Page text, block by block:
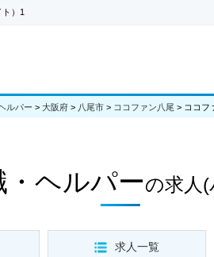
）1
ルパー > 大阪府 > 八尾市 > ココファン八尾 > ココフ
・ヘルパーの求人 (
求人一覧